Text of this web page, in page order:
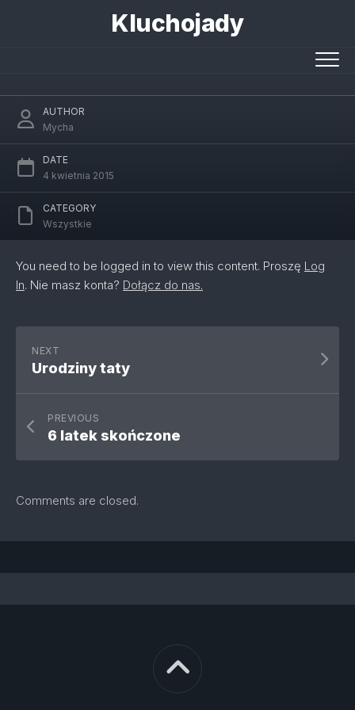
Kluchojady
AUTHOR
Mycha
DATE
4 kwietnia 2015
CATEGORY
Wszystkie
You need to be logged in to view this content. Proszę Log
In. Nie masz konta? Dołącz do nas.
NEXT
Urodziny taty
PREVIOUS
6 latek skończone
Comments are closed.